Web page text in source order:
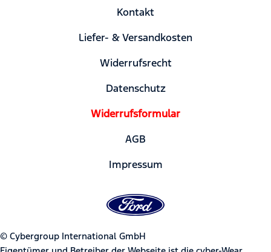
Kontakt
Liefer- & Versandkosten
Widerrufsrecht
Datenschutz
Widerrufsformular
AGB
Impressum
© Cybergroup International GmbH